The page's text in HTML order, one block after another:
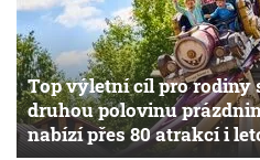
Top výletní cíl pro rodiny
druhou polovinu
nabízí přes 80 atrakcí i